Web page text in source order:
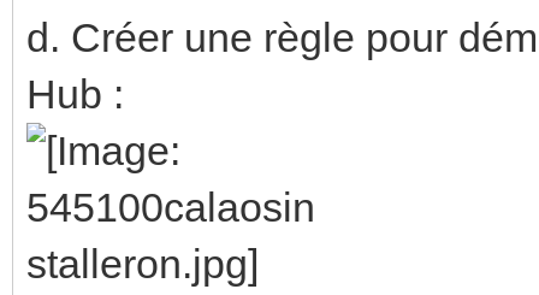
d. Créer une règle pour
Hub :